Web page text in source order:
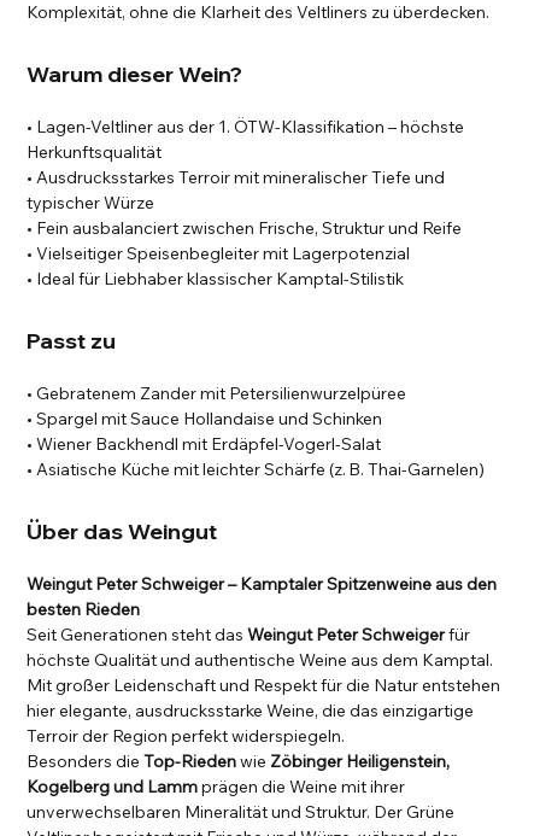
Komplexität, ohne die Klarheit des Veltliners zu überdecken.
Warum dieser Wein?
• Lagen-Veltliner aus der 1. ÖTW-Klassifikation – höchste
Herkunftsqualität
• Ausdrucksstarkes Terroir mit mineralischer Tiefe und
typischer Würze
• Fein ausbalanciert zwischen Frische, Struktur und Reife
• Vielseitiger Speisenbegleiter mit Lagerpotenzial
• Ideal für Liebhaber klassischer Kamptal-Stilistik
Passt zu
• Gebratenem Zander mit Petersilienwurzelpüree
• Spargel mit Sauce Hollandaise und Schinken
• Wiener Backhendl mit Erdäpfel-Vogerl-Salat
• Asiatische Küche mit leichter Schärfe (z. B. Thai-Garnelen)
Über das Weingut
Weingut Peter Schweiger – Kamptaler Spitzenweine aus den
besten Rieden
Seit Generationen steht dasWeingut Peter Schweigerfür
höchste Qualität und authentische Weine aus dem Kamptal.
Mit großer Leidenschaft und Respekt für die Natur entstehen
hier elegante, ausdrucksstarke Weine, die das einzigartige
Terroir der Region perfekt widerspiegeln.
Besonders dieTop-Riedenwie Zöbinger Heiligenstein,
Kogelberg und Lammprägen die Weine mit ihrer
unverwechselbaren Mineralität und Struktur. Der Grüne